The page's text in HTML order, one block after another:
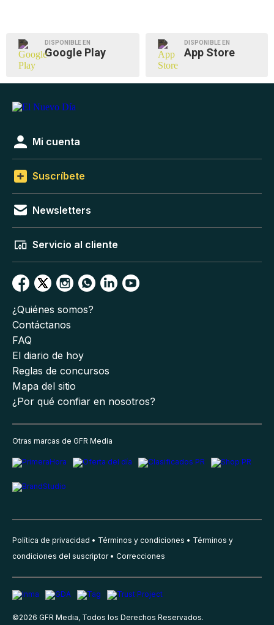
DISPONIBLE EN
Google Play
DISPONIBLE EN
App Store
Mi cuenta
Suscríbete
Newsletters
Servicio al cliente
¿Quiénes somos?
Contáctanos
FAQ
El diario de hoy
Reglas de concursos
Mapa del sitio
¿Por qué confiar en nosotros?
Otras marcas de GFR Media
Política de privacidad Términos y condiciones
Términos y
condiciones del suscriptor
Correcciones
©2026 GFR Media, Todos los Derechos Reservados.